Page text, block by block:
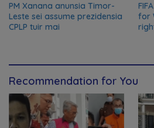
PM Xanana anunsia Timor-
Leste sei assume prezidensia
CPLP tuir mai
for
Recommendation for You